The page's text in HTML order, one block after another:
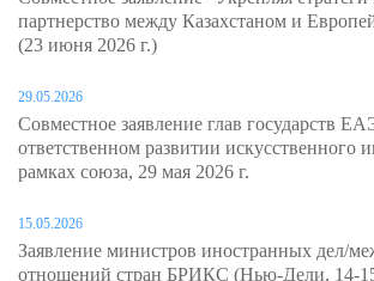
партнерство между Казахстаном и
(23 июня 2026 г.)
29.05.2026
Совместное заявление глав государств
ответственном развитии искусственного
рамках союза, 29 мая 2026 г.
15.05.2026
Заявление министров иностранных дел/
отношений стран БРИКС (Нью-Дели, 14-